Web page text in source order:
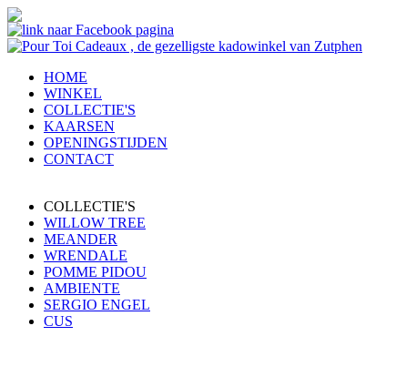
HOME
WINKEL
COLLECTIE'S
KAARSEN
OPENINGSTIJDEN
CONTACT
COLLECTIE'S
WILLOW TREE
MEANDER
WRENDALE
POMME PIDOU
AMBIENTE
SERGIO ENGEL
CUS